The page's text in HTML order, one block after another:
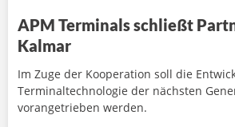
APM Terminals schließt
Kalmar
Im Zuge der Kooperation soll die
Terminaltechnologie der nächsten
vorangetrieben werden.